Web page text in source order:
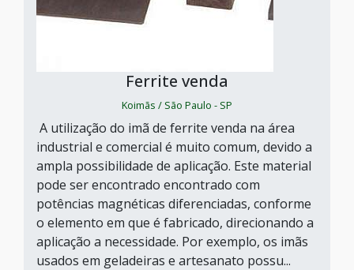
Ferrite venda
Koimãs / São Paulo - SP
A utilização do imã de ferrite venda na área
industrial e comercial é muito comum, devido a
ampla possibilidade de aplicação. Este material
pode ser encontrado encontrado com
potências magnéticas diferenciadas, conforme
o elemento em que é fabricado, direcionando a
aplicação a necessidade. Por exemplo, os imãs
usados em geladeiras e artesanato possu...